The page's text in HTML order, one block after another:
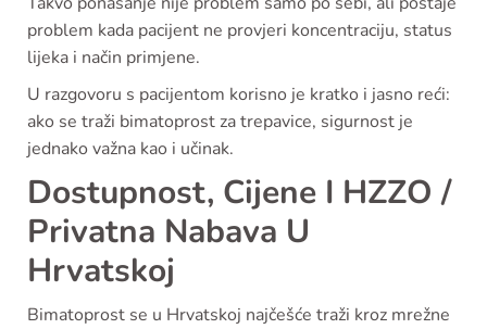
problem kada pacijent ne provjeri koncentraciju, status
lijeka i način primjene.
U razgovoru s pacijentom korisno je kratko i jasno reći:
ako se traži bimatoprost za trepavice, sigurnost je
jednako važna kao i učinak.
Dostupnost, Cijene I HZZO /
Privatna Nabava U
Hrvatskoj
Bimatoprost se u Hrvatskoj najčešće traži kroz mrežne